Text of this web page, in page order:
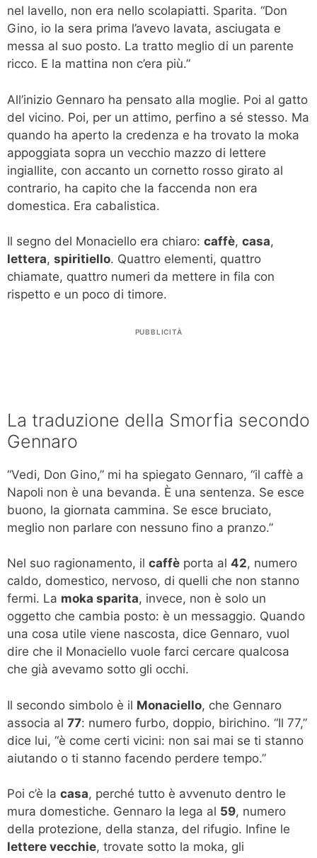
nel lavello, non era nello scolapiatti. Sparita. “Don
Gino, io la sera prima l’avevo lavata, asciugata e
messa al suo posto. La tratto meglio di un parente
ricco. E la mattina non c’era più.”
All’inizio Gennaro ha pensato alla moglie. Poi al gatto
del vicino. Poi, per un attimo, perfino a sé stesso. Ma
quando ha aperto la credenza e ha trovato la moka
appoggiata sopra un vecchio mazzo di lettere
ingiallite, con accanto un cornetto rosso girato al
contrario, ha capito che la faccenda non era
domestica. Era cabalistica.
Il segno del Monaciello era chiaro: caffè, casa,
lettera, spiritiello. Quattro elementi, quattro
chiamate, quattro numeri da mettere in fila con
rispetto e un poco di timore.
PUBBLICITÀ
La traduzione della Smorfia secondo
Gennaro
“Vedi, Don Gino,” mi ha spiegato Gennaro, “il caffè a
Napoli non è una bevanda. È una sentenza. Se esce
buono, la giornata cammina. Se esce bruciato,
meglio non parlare con nessuno fino a pranzo.”
Nel suo ragionamento, il caffè porta al 42, numero
caldo, domestico, nervoso, di quelli che non stanno
fermi. La moka sparita, invece, non è solo un
oggetto che cambia posto: è un messaggio. Quando
una cosa utile viene nascosta, dice Gennaro, vuol
dire che il Monaciello vuole farci cercare qualcosa
che già avevamo sotto gli occhi.
Il secondo simbolo è il Monaciello, che Gennaro
associa al 77: numero furbo, doppio, birichino. “Il 77,”
dice lui, “è come certi vicini: non sai mai se ti stanno
aiutando o ti stanno facendo perdere tempo.”
Poi c’è la casa, perché tutto è avvenuto dentro le
mura domestiche. Gennaro la lega al 59, numero
della protezione, della stanza, del rifugio. Infine le
lettere vecchie, trovate sotto la moka, gli